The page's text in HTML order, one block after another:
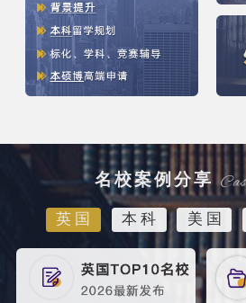
名校案例分享
英国 本科 美国